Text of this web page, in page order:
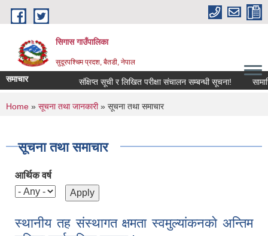
Skip to main content
सिगास गाउँपालिका
सुदूरपश्चिम प्रदश, बैतडी, नेपाल
समाचार संक्षिप्त सूची र लिखित परीक्षा संचालन सम्बन्धी सूचना!
You are here
Home » सूचना तथा जानकारी» सूचना तथा समाचार
सूचना तथा समाचार
आर्थिक वर्ष
स्थानीय तह संस्थागत क्षमता स्वमुल्यांकनकाे अन्तिम